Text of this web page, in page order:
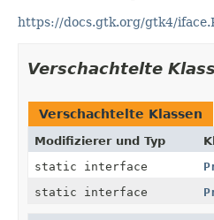
https://docs.gtk.org/gtk4/
Verschachtelte
Verschachtelte Klassen
Modifizierer und Typ
static interface
static interface